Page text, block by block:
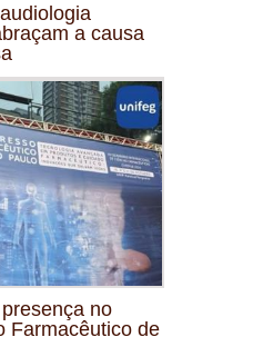
a causa
no
Farmacêutico de